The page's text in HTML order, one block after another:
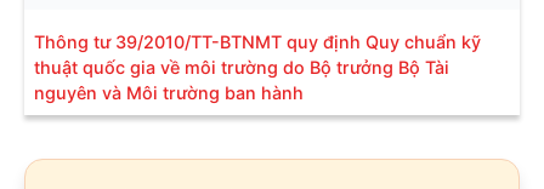
Thông tư 39/2010/TT-BTNMT quy định Quy chuẩn kỹ
thuật quốc gia về môi trường do Bộ trưởng Bộ Tài
nguyên và Môi trường ban hành